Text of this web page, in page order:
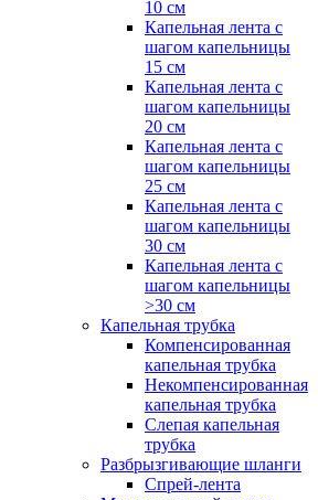
10 см
Капельная лента с
шагом капельницы
15 см
Капельная лента с
шагом капельницы
20 см
Капельная лента с
шагом капельницы
25 см
Капельная лента с
шагом капельницы
30 см
Капельная лента с
шагом капельницы
>30 см
Капельная трубка
Компенсированная
капельная трубка
Некомпенсированная
капельная трубка
Слепая капельная
трубка
Разбрызгивающие шланги
Спрей-лента